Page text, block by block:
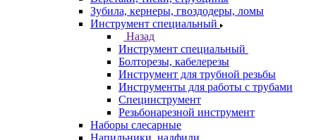
Зубила, кернеры, гвоздодеры, ломы
Инструмент специальный
Назад
Инструмент специальный
Болторезы, кабелерезы
Инструмент для трубной резьбы
Инструменты для работы с трубами
Специнструмент
Резьбонарезной инструмент
Наборы слесарные
Напильники, надфили